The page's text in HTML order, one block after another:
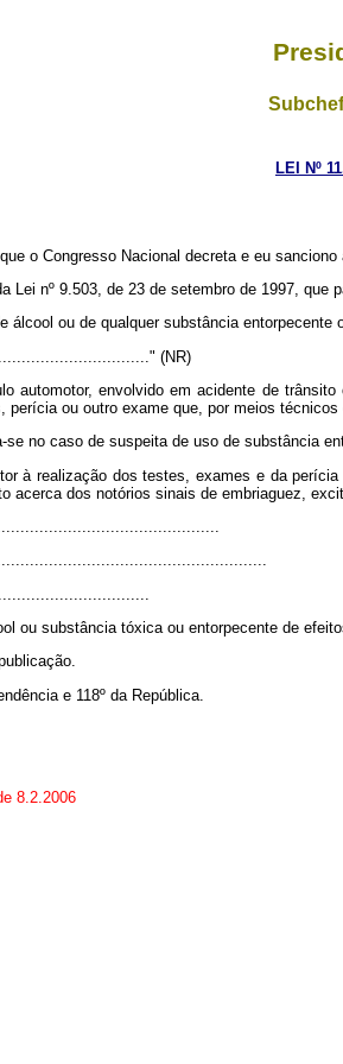
LEI Nº
o Congresso Nacional decreta e eu sanciono
Lei nº 9.503, de 23 de setembro de 1997, que
álcool ou de qualquer substância
(NR)
automotor, envolvido em acidente de
ou outro exame que, por meios
se no caso de suspeita de uso de substância
à realização dos testes, exames e da
acerca dos notórios sinais de embriaguez,
ou substância tóxica ou entorpecente de
e 118º da República.
8.2.2006